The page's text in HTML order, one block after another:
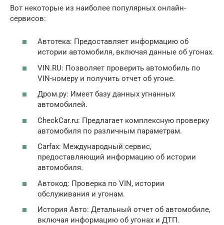
Вот некоторые из наиболее популярных онлайн-
сервисов:
Автотека: Предоставляет информацию об
истории автомобиля, включая данные об угонах.
VIN.RU: Позволяет проверить автомобиль по
VIN-номеру и получить отчет об угоне.
Дром.ру: Имеет базу данных угнанных
автомобилей.
CheckCar.ru: Предлагает комплексную проверку
автомобиля по различным параметрам.
Carfax: Международный сервис,
предоставляющий информацию об истории
автомобиля.
Автокод: Проверка по VIN, истории
обслуживания и угонам.
История Авто: Детальный отчет об автомобиле,
включая информацию об угонах и ДТП.